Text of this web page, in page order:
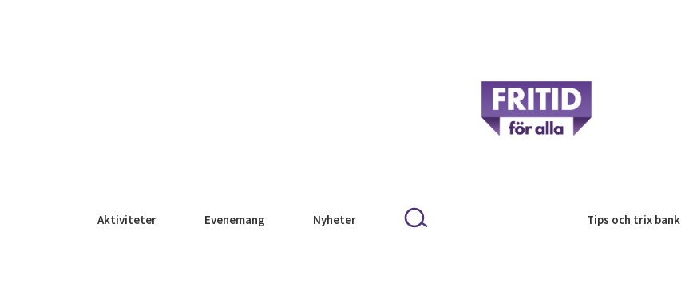
Aktiviteter Evenemang Nyheter Tips och trix bank